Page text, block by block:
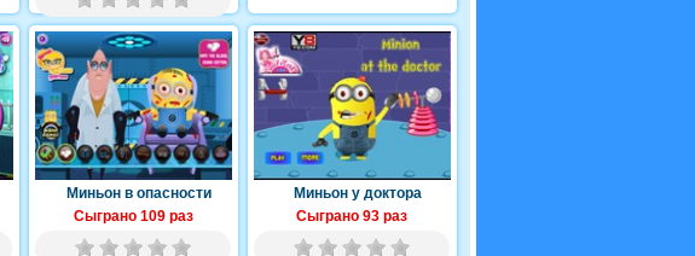
Миньон в опасности
Сыграно 109 раз
Миньон у доктора
Сыграно 93 раз